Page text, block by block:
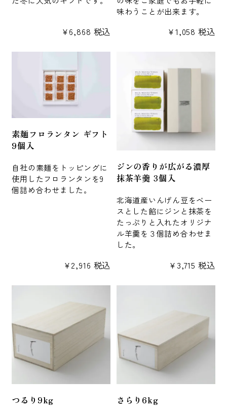
¥6,868 税込
味わうことが出来ます。
¥1,058 税込
素麺フロランタン ギフト
9個入
自社の素麺をトッピングに
使用したフロランタンを9
個詰め合わせました。
¥2,916 税込
ジンの香りが広がる濃厚
抹茶羊羹 3個入
北海道産いんげん豆をベー
スとした餡にジンと抹茶を
たっぷりと入れたオリジナ
ル羊羹を３個詰め合わせま
した。
¥ 3,715 税込
つるり9kg さらり6kg